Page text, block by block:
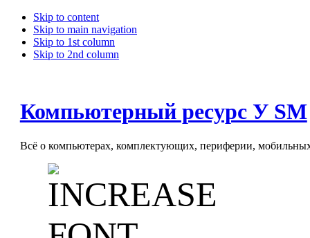
Skip to content
Skip to main navigation
Skip to 1st column
Skip to 2nd column
Компьютерный ресурс У SM
Всё о компьютерах, комплектующих, периферии, мобильных